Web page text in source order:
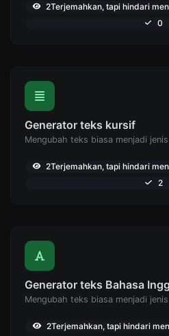
2Terjemahkan, tapi hindari
0
Generator teks kursif
Mengubah teks biasa menjadi
2Terjemahkan, tapi hindari
2
Generator teks Bahasa
Mengubah teks biasa menjadi
2Terjemahkan, tapi hindari